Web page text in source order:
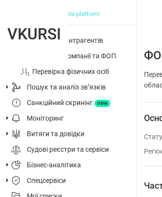
big data platform
Перевірка контрагентів
Досьє на компанії та ФОП
Перевірка фізичних осіб
Пошук та аналіз звʼязків
Санкційний скринінг
new
Моніторинг
Витяги та довідки
Судові реєстри та сервіси
Бізнес-аналітика
Спецсервіси
VKURSI